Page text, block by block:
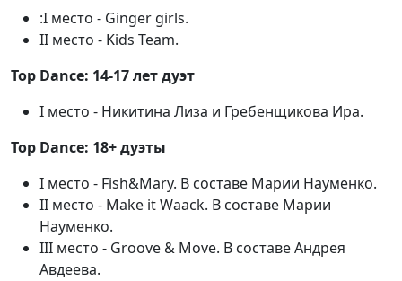
:I место - Ginger girls.
II место - Kids Team.
Top Dance: 14-17 лет дуэт
I место - Никитина Лиза и Гребенщикова Ира.
Top Dance: 18+ дуэты
I место - Fish&Mary. В составе Марии Науменко.
II место - Make it Waack. В составе Марии
Науменко.
III место - Groove & Move. В составе Андрея
Авдеева.